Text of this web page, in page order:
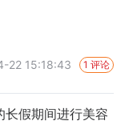
22 15:18:43 1 评论
假期间进行美容